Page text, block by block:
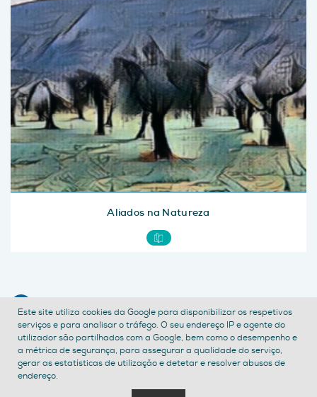
Aliados na Natureza
POLÍTICA DE PRIVACIDADETERMOS E CONDIÇÕES
ACESSIBILIDADE
Este site utiliza cookies da Google para disponibilizar os respetivos
serviços e para analisar o tráfego. O seu endereço IP e agente do
utilizador são partilhados com a Google, bem como o desempenho e
a métrica de segurança, para assegurar a qualidade do serviço,
gerar as estatísticas de utilização e detetar e resolver abusos de
endereço.